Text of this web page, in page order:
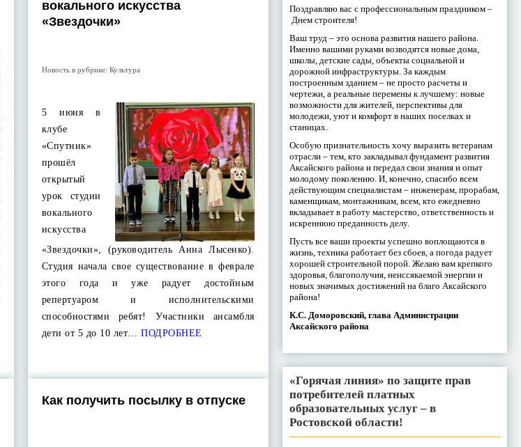
вокального искусства
«Звездочки»
Новость в рубрике: Культура
5 июня в
клубе
«Спутник»
прошёл
открытый
урок студии
вокального
искусства
«Звездочки», (руководитель Анна Лысенко).
Студия начала свое существование в феврале
этого года и уже радует достойным
репертуаром и исполнительскими
способностями ребят! Участники ансамбля
дети от 5 до 10 лет… ПОДРОБНЕЕ
Как получить посылку в отпуске
Поздравляю вас с профессиональным праздником –
Днем строителя!
Ваш труд – это основа развития нашего района.
Именно вашими руками возводятся новые дома,
школы, детские сады, объекты социальной и
дорожной инфраструктуры. За каждым
построенным зданием – не просто расчеты и
чертежи, а реальные перемены к лучшему: новые
возможности для жителей, перспективы для
молодежи, уют и комфорт в наших поселках и
станицах.
Особую признательность хочу выразить ветеранам
отрасли – тем, кто закладывал фундамент развития
Аксайского района и передал свои знания и опыт
молодому поколению. И, конечно, спасибо всем
действующим специалистам – инженерам, прорабам,
каменщикам, монтажникам, всем, кто ежедневно
вкладывает в работу мастерство, ответственность и
искреннюю преданность делу.
Пусть все ваши проекты успешно воплощаются в
жизнь, техника работает без сбоев, а погода радует
хорошей строительной порой. Желаю вам крепкого
здоровья, благополучия, неиссякаемой энергии и
новых значимых достижений на благо Аксайского
района!
К.С. Доморовский, глава Администрации
Аксайского района
«Горячая линия» по защите прав
потребителей платных
образовательных услуг – в
Ростовской области!